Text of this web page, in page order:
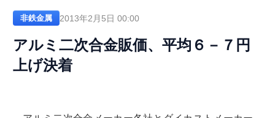
非鉄金属 2013年2月5日 00:00
アルミ二次合金販価、平均６－７円
上げ決着